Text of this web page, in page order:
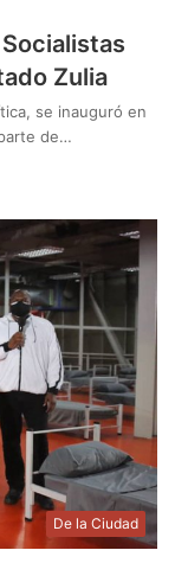
Zulia
se inauguró en
de…
De la Ciudad